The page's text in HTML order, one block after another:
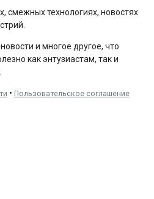
смежных технологиях, новостях
и многое другое, что
как энтузиастам, так и
• Пользовательское соглашение